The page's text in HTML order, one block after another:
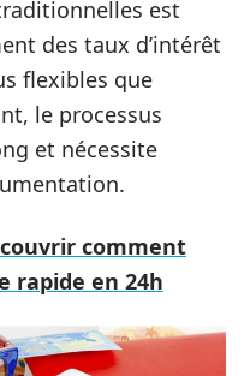
est
des taux d’intérêt
flexibles que
le processus
et nécessite
comment
rapide en 24h